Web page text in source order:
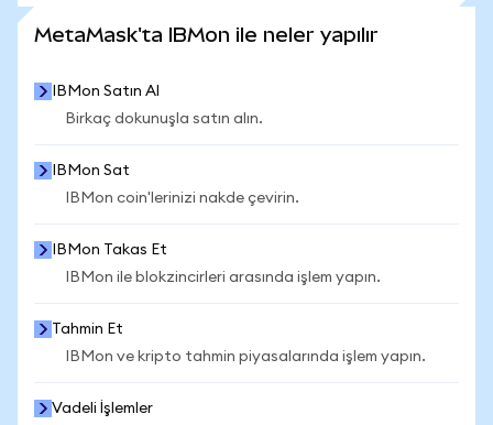
MetaMask'ta IBMon ile neler yapılır
IBMon Satın Al
Birkaç dokunuşla satın alın.
IBMon Sat
IBMon coin'lerinizi nakde çevirin.
IBMon Takas Et
IBMon ile blokzincirleri arasında işlem yapın.
Tahmin Et
IBMon ve kripto tahmin piyasalarında işlem yapın.
Vadeli İşlemler